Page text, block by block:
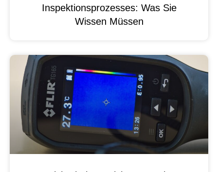
Inspektionsprozesses: Was Sie
Wissen Müssen